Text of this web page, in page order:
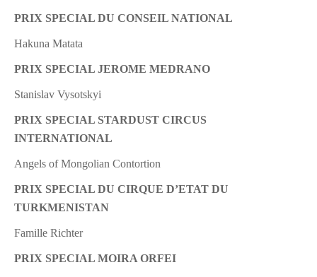
PRIX SPECIAL DU CONSEIL NATIONAL
Hakuna Matata
PRIX SPECIAL JEROME MEDRANO
Stanislav Vysotskyi
PRIX SPECIAL STARDUST CIRCUS
INTERNATIONAL
Angels of Mongolian Contortion
PRIX SPECIAL DU CIRQUE D’ETAT DU
TURKMENISTAN
Famille Richter
PRIX SPECIAL MOIRA ORFEI